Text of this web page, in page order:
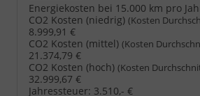
Energiekosten bei 15.000 km pro
CO2 Kosten (niedrig) (Kosten
8.999,91 €
CO2 Kosten (mittel) (Kosten
21.374,79 €
CO2 Kosten (hoch) (Kosten
32.999,67 €
Jahressteuer: 3.510,- €